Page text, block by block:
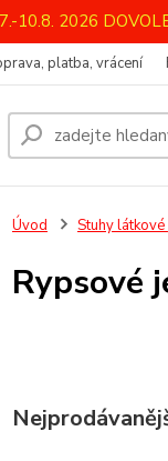
10.8. 2026
platba, vrácení
Úvod Stuhy látkové
Rypsové